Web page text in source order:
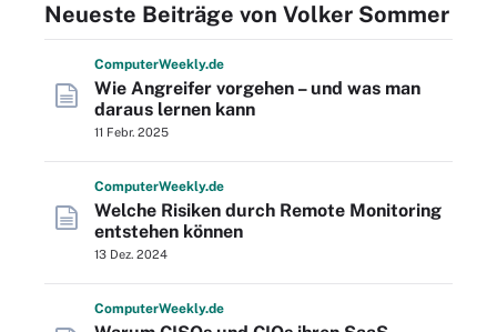
Neueste Beiträge von Volker Sommer
ComputerWeekly.de
Wie Angreifer vorgehen – und was man
daraus lernen kann
11 Febr. 2025
ComputerWeekly.de
Welche Risiken durch Remote Monitoring
entstehen können
13 Dez. 2024
ComputerWeekly.de